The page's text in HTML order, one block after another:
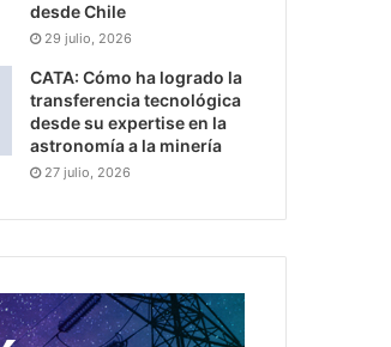
desde Chile
29 julio, 2026
CATA: Cómo ha logrado la
transferencia tecnológica
desde su expertise en la
astronomía a la minería
27 julio, 2026